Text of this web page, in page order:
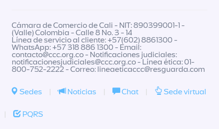
Cámara de Comercio de Cali - NIT: 890399001-1 -
(Valle) Colombia - Calle 8 No. 3 - 14
Línea de servicio al cliente: +57(602) 8861300 -
WhatsApp: +57 318 886 1300 - Email:
contacto@ccc.org.co- Notificaciones judiciales:
notificacionesjudiciales@ccc.org.co- Línea ética: 01-
800-752-2222 - Correo: lineaeticaccc@resguarda.com
Sedes | Noticias | Chat | Sede virtual
| PQRS